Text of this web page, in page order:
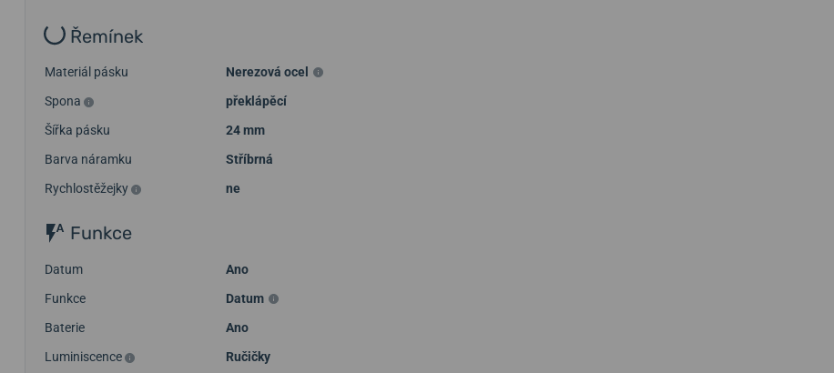
Řemínek
Materiál pásku
Nerezová ocel
Spona
překlápěcí
Šířka pásku
24 mm
Barva náramku
Stříbrná
Rychlostěžejky
ne
Funkce
Datum
Ano
Funkce
Datum
Baterie
Ano
Luminiscence
Ručičky